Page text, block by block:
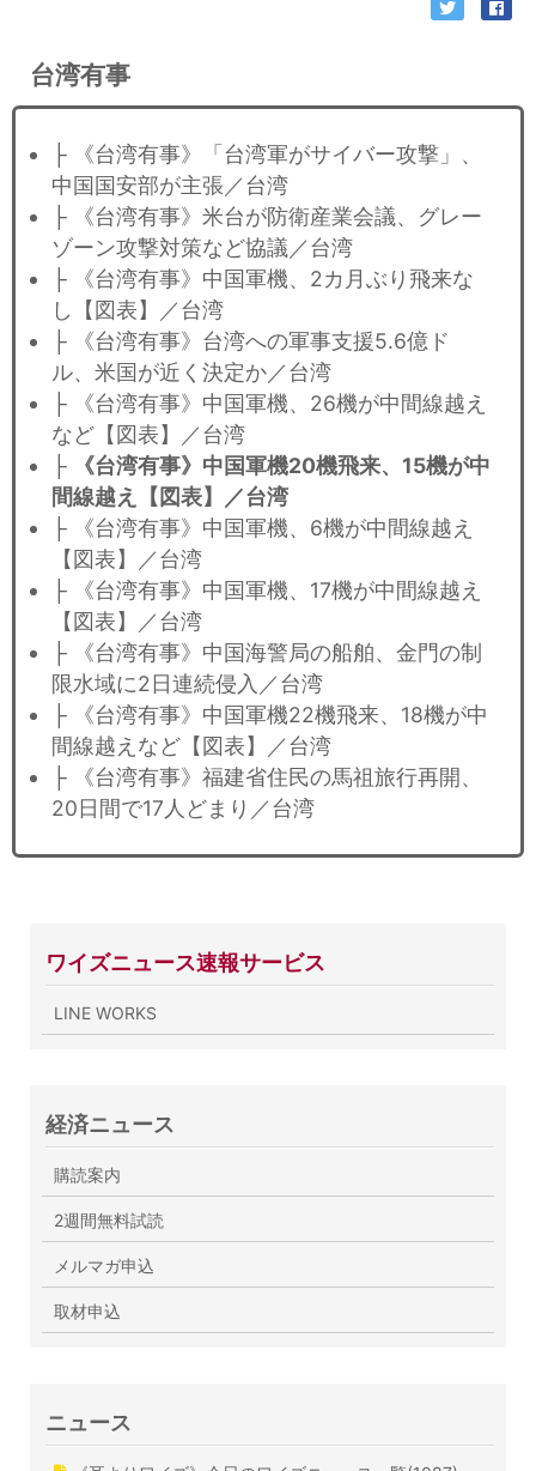
台湾有事
├ 《台湾有事》「台湾軍がサイバー攻撃」、
中国国安部が主張／台湾
├ 《台湾有事》米台が防衛産業会議、グレー
ゾーン攻撃対策など協議／台湾
├ 《台湾有事》中国軍機、2カ月ぶり飛来な
し【図表】／台湾
├ 《台湾有事》台湾への軍事支援5.6億ド
ル、米国が近く決定か／台湾
├ 《台湾有事》中国軍機、26機が中間線越え
など【図表】／台湾
├
《台湾有事》中国軍機20機飛来、15機が中
間線越え【図表】／台湾
├ 《台湾有事》中国軍機、6機が中間線越え
【図表】／台湾
├ 《台湾有事》中国軍機、17機が中間線越え
【図表】／台湾
├ 《台湾有事》中国海警局の船舶、金門の制
限水域に2日連続侵入／台湾
├ 《台湾有事》中国軍機22機飛来、18機が中
間線越えなど【図表】／台湾
├ 《台湾有事》福建省住民の馬祖旅行再開、
20日間で17人どまり／台湾
ワイズニュース速報サービス
LINE WORKS
経済ニュース
購読案内
2週間無料試読
メルマガ申込
取材申込
ニュース